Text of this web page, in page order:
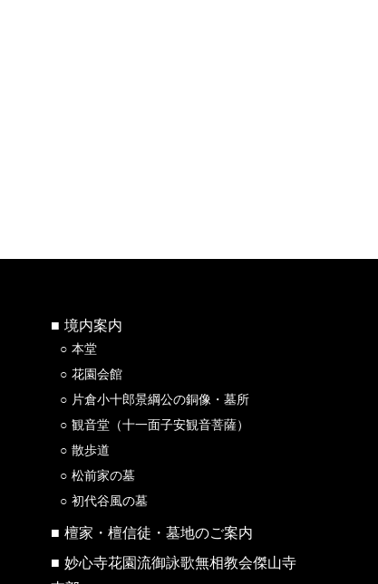
境内案内
本堂
花園会館
片倉小十郎景綱公の銅像・墓所
観音堂（十一面子安観音菩薩）
散歩道
松前家の墓
初代谷風の墓
檀家・檀信徒・墓地のご案内
妙心寺花園流御詠歌無相教会傑山寺